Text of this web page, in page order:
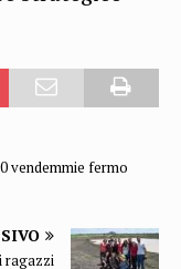
vendemmie fermo
ragazzi